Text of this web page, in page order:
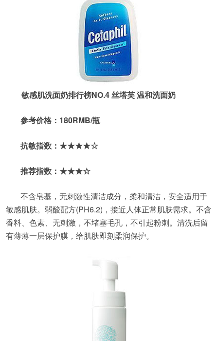
敏感肌洗面奶排行榜NO.4 丝塔芙 温和洗面奶
参考价格：180RMB/瓶
抗敏指数：★★★★☆
推荐指数：★★★☆
不含皂基，无刺激性清洁成分，柔和清洁，安全适用于
敏感肌肤。弱酸配方(PH6.2)，接近人体正常肌肤需求。不含
香料、色素、无刺激，不堵塞毛孔，不引起粉刺。清洗后留
有薄薄一层保护膜，给肌肤即刻柔润保护。